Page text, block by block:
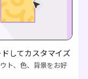
してカスタマイズ
ト、色、背景をお好